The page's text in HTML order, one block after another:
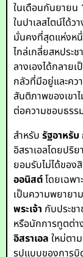
ในเดือนกันยายน
ในปาเลสไตน์ได้
มั่นคงที่สุดแห่งหนึ่
ไกล่เกลี่ยสหประ
ลางเองได้กลาย
กลัวที่มีอยู่และค
สันติภาพของเขา
ต่อความชอบธรร
สำหรับรัฐอาหรับ
อิสราเอลโดยปริ
ยอมรับไม่ได้ของ
ออนิสต์โดยเฉพ
เป็นความพยายา
พระเจ้า กับประช
หรือนักการทูตต่า
อิสราเอล ใหม่ตา
รูปแบบของการบิ